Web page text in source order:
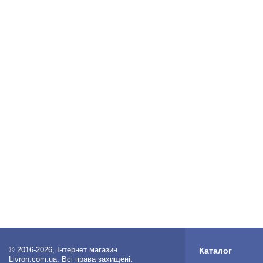
© 2016-2026, Інтернет магазин
Livron.com.ua. Всі права захищені.
Каталог